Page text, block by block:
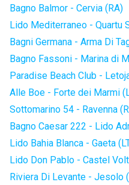
Bagno Balmor - Cervia (RA)
Lido Mediterraneo - Quartu
Bagni Germana - Arma Di
Bagno Fassoni - Marina di
Paradise Beach Club -
Alle Boe - Forte dei Marmi
Sottomarino 54 - Ravenna
Bagno Caesar 222 - Lido
Lido Bahia Blanca - Gaeta
Lido Don Pablo - Castel
Riviera Di Levante - Jesolo